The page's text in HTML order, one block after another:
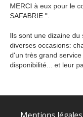
MERCI à eux pour le
SAFABRIE ".
Ils sont une dizaine
diverses occasions:
d'un très grand
disponibilité... et leur